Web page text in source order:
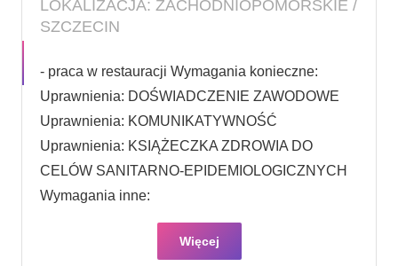
LOKALIZACJA: ZACHODNIOPOMORSKIE /
SZCZECIN
- praca w restauracji Wymagania konieczne:
Uprawnienia: DOŚWIADCZENIE ZAWODOWE
Uprawnienia: KOMUNIKATYWNOŚĆ
Uprawnienia: KSIĄŻECZKA ZDROWIA DO
CELÓW SANITARNO-EPIDEMIOLOGICZNYCH
Wymagania inne:
Więcej